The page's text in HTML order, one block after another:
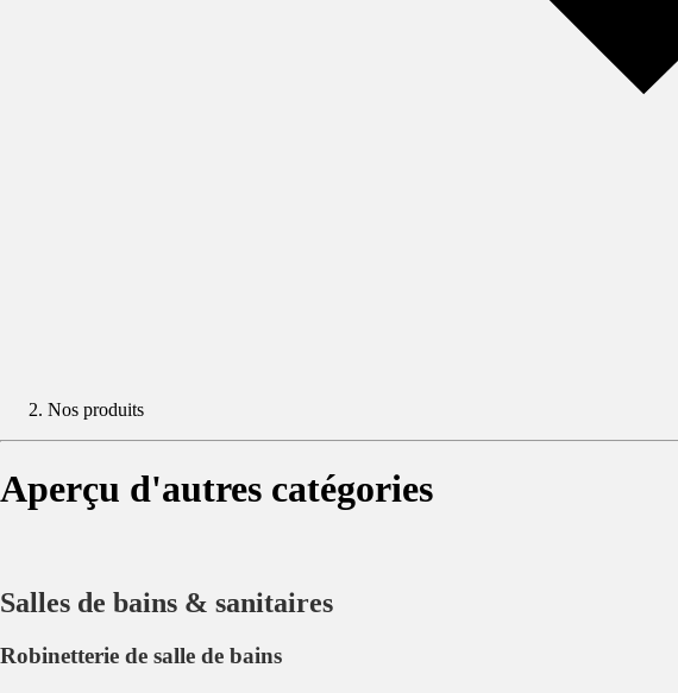
Nos produits
Aperçu d'autres catégories
Salles de bains & sanitaires
Robinetterie de salle de bains